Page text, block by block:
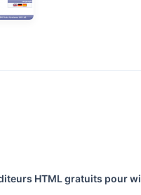
HTML gratuits pour